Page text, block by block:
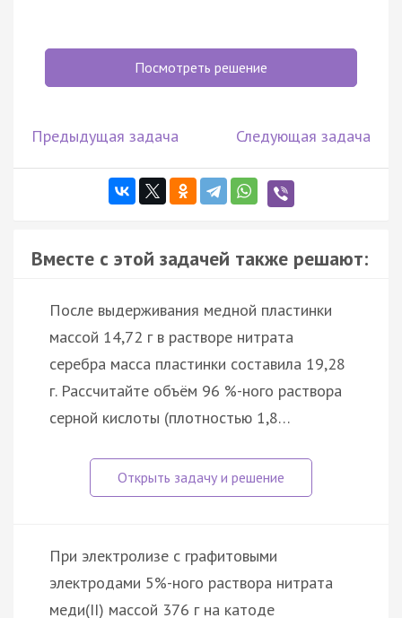
Посмотреть решение
Предыдущая задача Следующая задача
Вместе с этой задачей также решают:
После выдерживания медной пластинки
массой 14,72 г в растворе нитрата
серебра масса пластинки составила 19,28
г. Рассчитайте объём 96 %-ного раствора
серной кислоты (плотностью 1,8…
При электролизе с графитовыми
электродами 5%-ного раствора нитрата
меди(II) массой 376 г на катоде